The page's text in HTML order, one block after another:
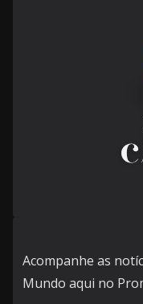
Acompanhe as
Mundo aqui no